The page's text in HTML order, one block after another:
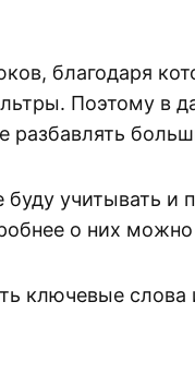
благодаря
Поэтому в
разбавлять
учитывать и
о них можно
ключевые слова